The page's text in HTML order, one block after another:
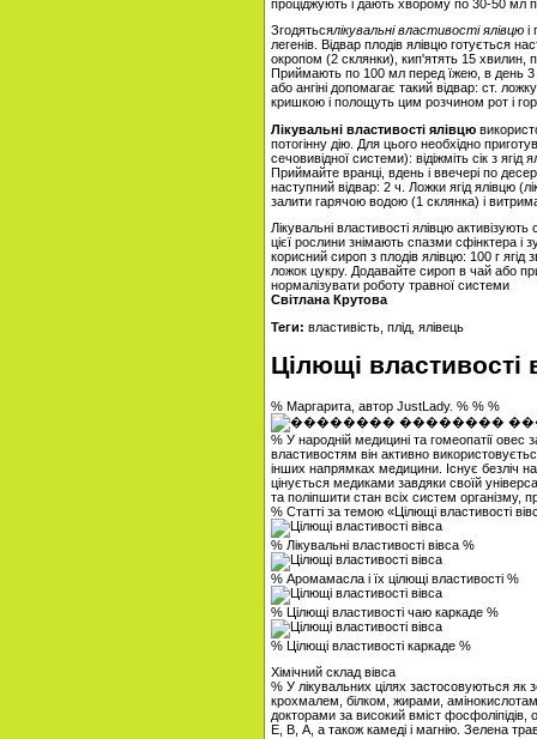
проціджують і дають хворому по 30-50 мл
Згодятьсялікувальні властивості ялівцю і
легенів. Відвар плодів ялівцю готується
окропом (2 склянки), кип'ятять 15 хвилин,
Приймають по 100 мл перед їжею, в день
або ангіні допомагає такий відвар: ст.
кришкою і полощуть цим розчином рот і
Лікувальні властивості ялівцю
потогінну дію. Для цього необхідно
сечовивідної системи): відіжміть сік з
Приймайте вранці, вдень і ввечері по
наступний відвар: 2 ч. Ложки ягід ялівцю
залити гарячою водою (1 склянка) і
Лікувальні властивості ялівцю
цієї рослини знімають спазми сфінктера
корисний сироп з плодів ялівцю: 100 г ягід
ложок цукру. Додавайте сироп в чай ​​або
нормалізувати роботу травної системи
Світлана Крутова
Теги: властивість, плід, ялівець
Цілющі властивості
% Маргарита, автор JustLady. % % %
% У народній медицині та гомеопатії
властивостям він активно використовується
інших напрямках медицини. Існує безліч
цінується медиками завдяки своїй
та поліпшити стан всіх систем організму,
% Статті за темою «Цілющі властивості
% Лікувальні властивості вівса %
% Аромамасла і їх цілющі властивості %
% Цілющі властивості чаю каркаде %
% Цілющі властивості каркаде %
Хімічний склад вівса
% У лікувальних цілях застосовуються як
крохмалем, білком, жирами,
докторами за високий вміст фосфоліпідів,
Е, В, А, а також камеді і магнію. Зелена